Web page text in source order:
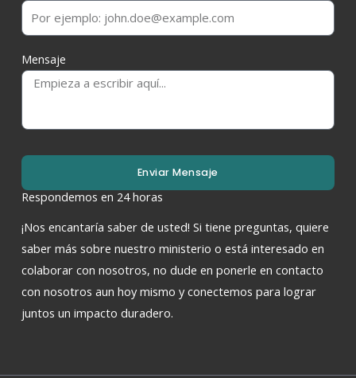
Mensaje
Enviar Mensaje
Respondemos en 24 horas
¡Nos encantaría saber de usted! Si tiene preguntas, quiere
saber más sobre nuestro ministerio o está interesado en
colaborar con nosotros, no dude en ponerle en contacto
con nosotros aun hoy mismo y conectemos para lograr
juntos un impacto duradero.